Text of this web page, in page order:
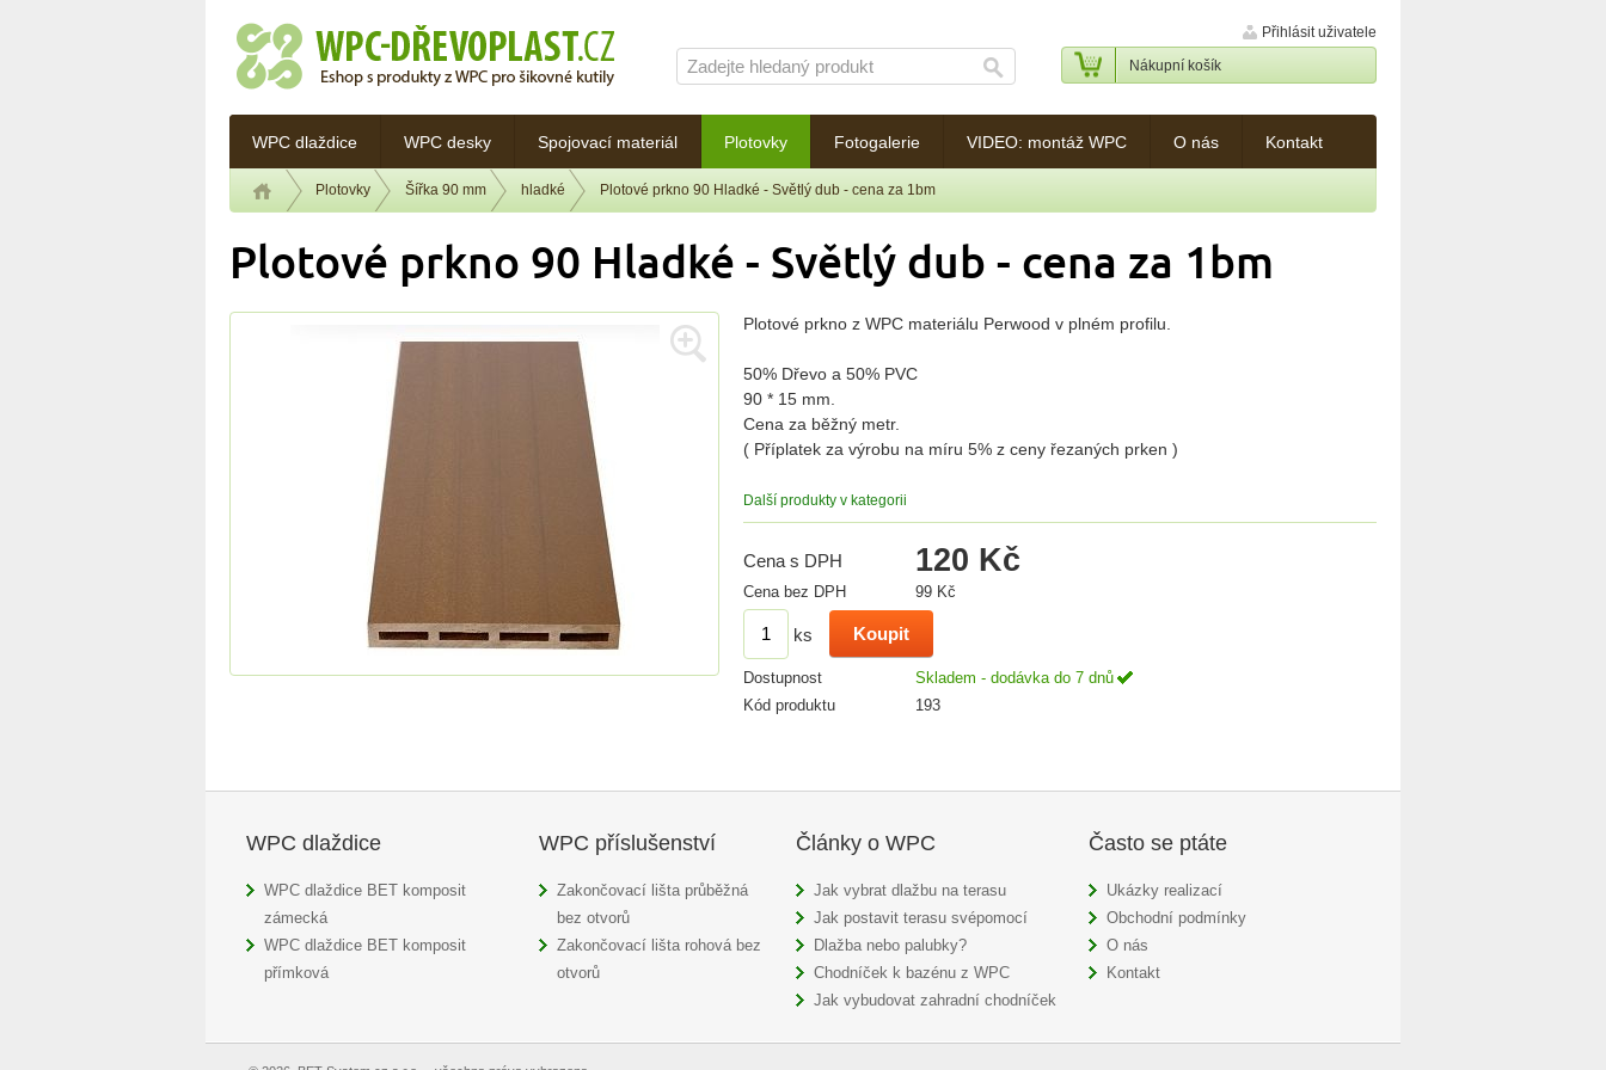
WPC dlaždice WPC desky Spojovací materiál Plotovky Fotogalerie VIDEO: montáž WPC O nás Kontakt
Přihlásit uživatele
Nákupní košík
Plotovky Šířka 90 mm hladké Plotové prkno 90 Hladké - Světlý dub - cena za 1bm
Plotové prkno 90 Hladké - Světlý dub - cena za 1bm
Plotové prkno z WPC materiálu Perwood v plném profilu.
50% Dřevo a 50% PVC
90 * 15 mm.
Cena za běžný metr.
( Příplatek za výrobu na míru 5% z ceny řezaných prken )
Další produkty v kategorii
Cena s DPH 120 Kč
Cena bez DPH 99 Kč
ks
Dostupnost
Skladem - dodávka do 7 dnů
Kód produktu
193
WPC dlaždice
WPC dlaždice BET komposit
zámecká
WPC dlaždice BET komposit
přímková
WPC příslušenství
Zakončovací lišta průběžná
bez otvorů
Zakončovací lišta rohová bez
otvorů
Články o WPC
Jak vybrat dlažbu na terasu
Jak postavit terasu svépomocí
Dlažba nebo palubky?
Chodníček k bazénu z WPC
Jak vybudovat zahradní chodníček
Často se ptáte
Ukázky realizací
Obchodní podmínky
O nás
Kontakt